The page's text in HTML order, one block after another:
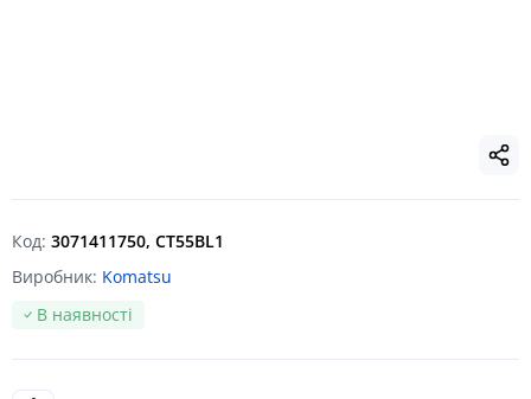
Код: 3071411750, CT55BL1
Виробник: Komatsu
В наявності